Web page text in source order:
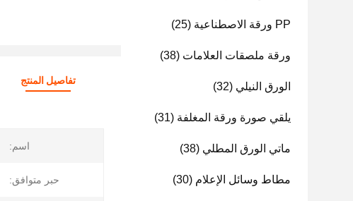
PP ورقة الاصطناعية (25)
ورقة ملصقات العلامات (38)
الورق النيلي (32)
يلقي صورة ورقة المغلفة (31)
ماتي الورق المطلي (38)
مطاط وسائل الإعلام (30)
تفاصيل المنتج
اسم:
حبر متوافق: